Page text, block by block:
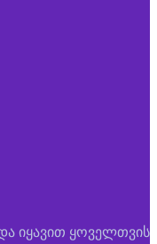
იყავით ყოველთვის